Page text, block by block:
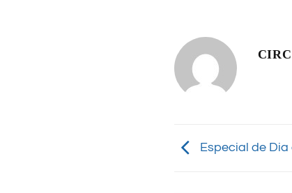
Especial de